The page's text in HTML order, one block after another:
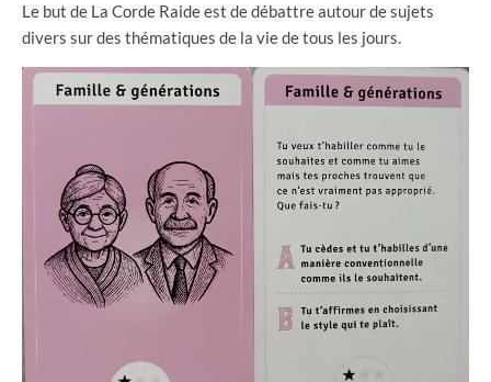
Le but de La Corde Raide est de débattre autour de sujets
divers sur des thématiques de la vie de tous les jours.